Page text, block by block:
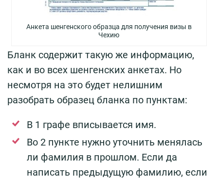
Анкета шенгенского образца для получения визы в
Чехию
Бланк содержит такую же информацию,
как и во всех шенгенских анкетах. Но
несмотря на это будет нелишним
разобрать образец бланка по пунктам:
В 1 графе вписывается имя.
Во 2 пункте нужно уточнить менялась
ли фамилия в прошлом. Если да
написать предыдущую фамилию, если